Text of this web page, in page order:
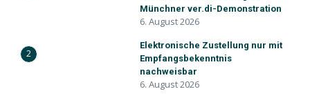
Münchner ver.di-Demonstration
6. August 2026
2
Elektronische Zustellung nur mit
Empfangsbekenntnis
nachweisbar
6. August 2026